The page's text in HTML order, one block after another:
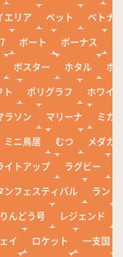
エリア ペット
ベトナ
ボート ボーナス
ポスター ホタル
ホ
ト ポリグラフ
ホワイ
ラソン マリーナ
ミカ
ミニ鳥居 むつ
メダカ
イトアップ ラグビー
ンフェスティバル
ランド
りんどう号 レジェンド
イ ロケット
一支国